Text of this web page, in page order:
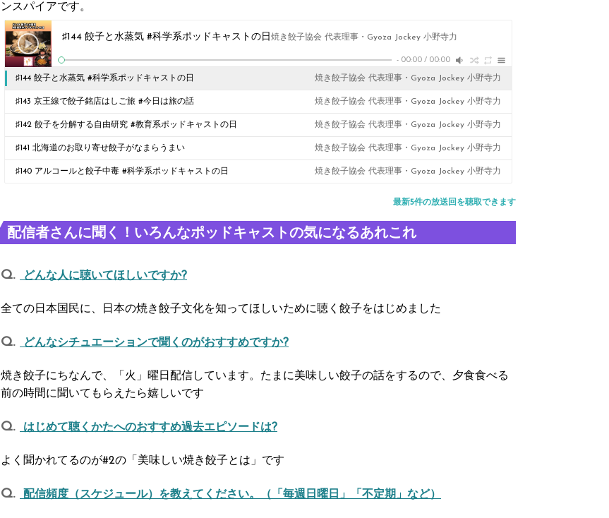
ンスパイアです。
♯144 餃子と水蒸気 #科学系ポッドキャストの日 焼き餃子協会 代表理事・Gyoza Jockey 小野寺力
- 00:00 / 00:00
♯144 餃子と水蒸気 #科学系ポッドキャストの日 焼き餃子協会 代表理事・Gyoza Jockey 小野寺力
♯143 京王線で餃子銘店はしご旅 #今日は旅の話 焼き餃子協会 代表理事・Gyoza Jockey 小野寺力
♯142 餃子を分解する自由研究 #教育系ポッドキャストの日 焼き餃子協会 代表理事・Gyoza Jockey 小野寺力
♯141 北海道のお取り寄せ餃子がなまらうまい 焼き餃子協会 代表理事・Gyoza Jockey 小野寺力
♯140 アルコールと餃子中毒 #科学系ポッドキャストの日 焼き餃子協会 代表理事・Gyoza Jockey 小野寺力
最新5件の放送回を聴取できます
配信者さんに聞く！いろんなポッドキャストの気になるあれこれ
どんな人に聴いてほしいですか?
全ての日本国民に、日本の焼き餃子文化を知ってほしいために聴く餃子をはじめました
どんなシチュエーションで聞くのがおすすめですか?
焼き餃子にちなんで、「火」曜日配信しています。たまに美味しい餃子の話をするので、夕食食べる
前の時間に聞いてもらえたら嬉しいです
はじめて聴くかたへのおすすめ過去エピソードは?
よく聞かれてるのが#2の「美味しい焼き餃子とは」です
配信頻度（スケジュール）を教えてください。（「毎週日曜日」「不定期」など）